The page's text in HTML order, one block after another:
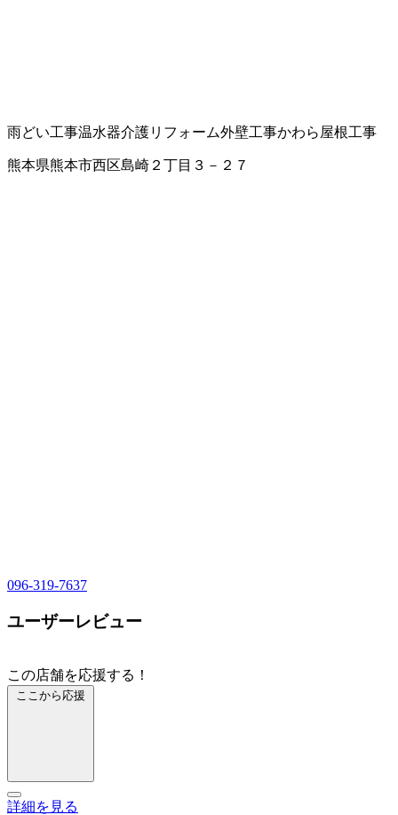
雨どい工事温水器介護リフォーム外壁工事かわら屋根工事
熊本県熊本市西区島崎２丁目３－２７
096-319-7637
ユーザーレビュー
この店舗を応援する！
ここから応援
詳細を見る